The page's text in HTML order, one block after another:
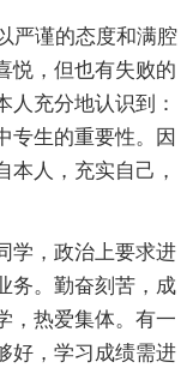
严谨的态度和满腔
悦，但也有失败的
人充分地认识到：
专生的重要性。因
本人，充实自己，
学，政治上要求进
务。勤奋刻苦，成
，热爱集体。有一
好，学习成绩需进